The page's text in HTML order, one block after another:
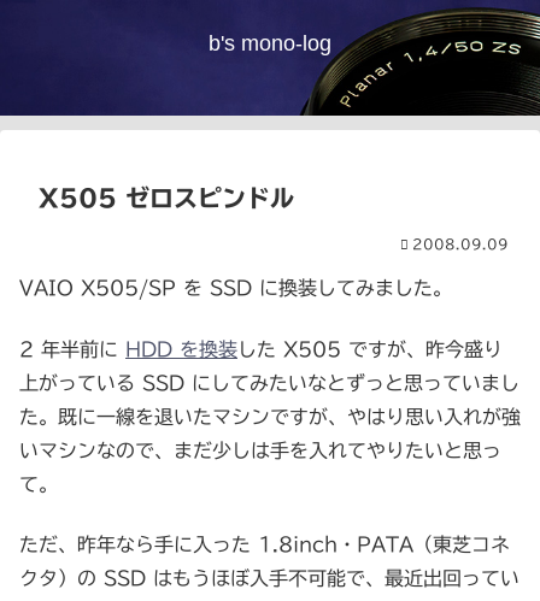
b's mono-log
X505 ゼロスピンドル
2008.09.09
VAIO X505/SP を SSD に換装してみました。
2 年半前に HDD を換装した X505 ですが、昨今盛り
上がっている SSD にしてみたいなとずっと思っていまし
た。既に一線を退いたマシンですが、やはり思い入れが強
いマシンなので、まだ少しは手を入れてやりたいと思っ
て。
ただ、昨年なら手に入った 1.8inch・PATA（東芝コネ
クタ）の SSD はもうほぼ入手不可能で、最近出回ってい